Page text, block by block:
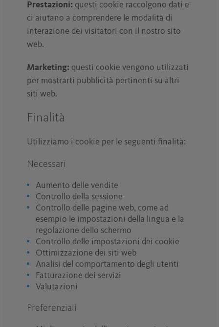
Prestazioni: questi cookie raccolgono dati e
ci aiutano a comprendere le modalità di
interazione dei visitatori con il nostro sito
web.
Marketing: questi cookie vengono utilizzati
per mostrarti pubblicità pertinenti su altri
siti web.
Finalità
Utilizziamo i cookie per le seguenti finalità:
Necessari
Aumento delle vendite
Controllo della sessione
Controllo delle pagine web, come ad
esempio le impostazioni della lingua e la
regolazione dello schermo
Controllo delle impostazioni dei cookie
Ottimizzazione dei siti web
Analisi del comportamento degli utenti
Fatturazione dei servizi
Valutazioni
Preferenziali